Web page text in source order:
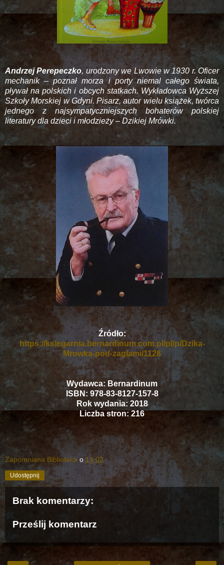
Andrzej Perepeczko, urodzony we Lwowie w 1930 r. Oficer
mechanik – poznał morza i porty niemal całego świata,
pływał na polskich i obcych statkach. Wykładowca Wyższej
Szkoły Morskiej w Gdyni. Pisarz, autor wielu książek, twórca
jednego z najsympatyczniejszych bohaterów polskiej
literatury dla dzieci i młodzieży – Dzikiej Mrówki.
Źródło:
https://ksiegarnia.bernardinum.com.pl/pl/p/Dzika-
Mrowka-pod-zaglami/1128
Wydawca: Bernardinum
ISBN: 978-83-8127-157-8
Rok wydania: 2018
Liczba stron: 216
Zapomniana Biblioteka o14:02
Udostępnij
Brak komentarzy:
Prześlij komentarz